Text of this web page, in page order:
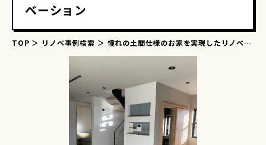
ベーション
TOP リノベ事例検索
憧れの土間仕様のお家を実現したリノベー